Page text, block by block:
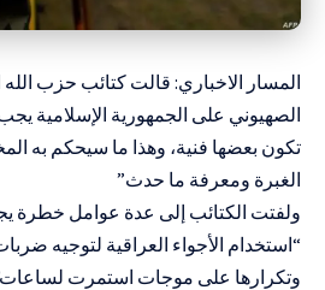
المسار الاخباري: قالت كتائب حزب الله
الصهيوني على الجمهورية الإسلامية
تكون بعضها فنية، وهذا ما سيحكم به
الغبرة ومعرفة ما حدث”
ولفتت الكتائب إلى عدة عوامل خطرة
“استخدام الأجواء العراقية لتوجيه
وتكرارها على موجات استمرت